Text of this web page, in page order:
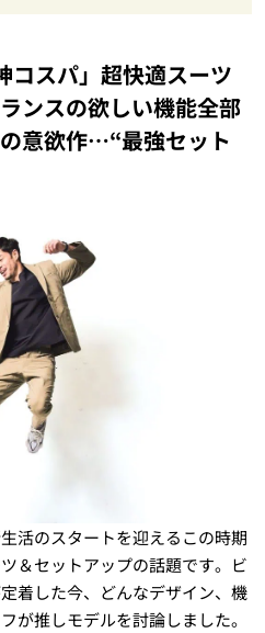
スパ」超快適スーツ
ンスの欲しい機能全部
意欲作…“最強セット
活のスタートを迎えるこの時期
＆セットアップの話題です。ビ
着した今、どんなデザイン、機
が推しモデルを討論しました。